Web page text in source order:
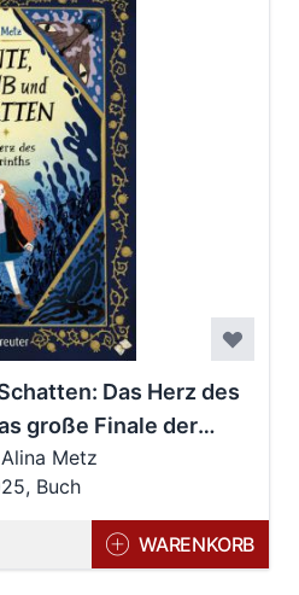
Das Herz des
große Finale der
Dilogie . Fantasy-
Metz
Buch
WARENKORB